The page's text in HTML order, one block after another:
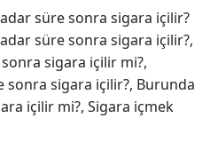
süre sonra sigara içilir?
süre sonra sigara içilir?,
sigara içilir mi?,
sigara içilir?, Burunda
içilir mi?, Sigara içmek